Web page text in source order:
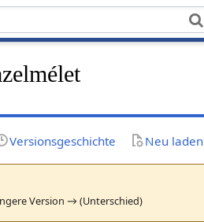
Versionsgeschichte Neu laden
Version → (Unterschied)